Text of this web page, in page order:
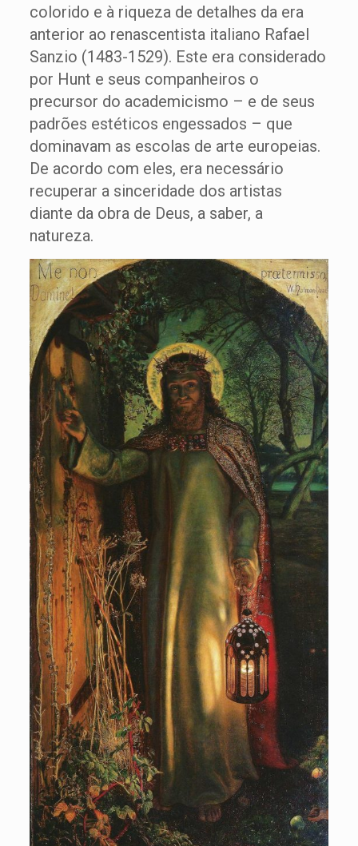
colorido e à riqueza de detalhes da era
anterior ao renascentista italiano Rafael
Sanzio (1483-1529). Este era considerado
por Hunt e seus companheiros o
precursor do academicismo – e de seus
padrões estéticos engessados – que
dominavam as escolas de arte europeias.
De acordo com eles, era necessário
recuperar a sinceridade dos artistas
diante da obra de Deus, a saber, a
natureza.